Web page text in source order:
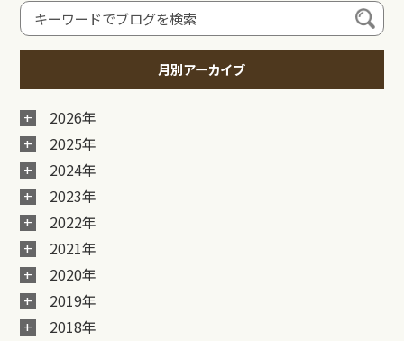
月別アーカイブ
2026年
2025年
2024年
2023年
2022年
2021年
2020年
2019年
2018年